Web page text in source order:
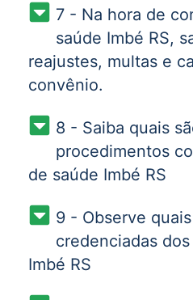
7 - Na hora de
saúde Imbé RS,
reajustes, multas e
convênio.
8 - Saiba quais
procedimentos
de saúde Imbé RS
9 - Observe
credenciadas
Imbé RS